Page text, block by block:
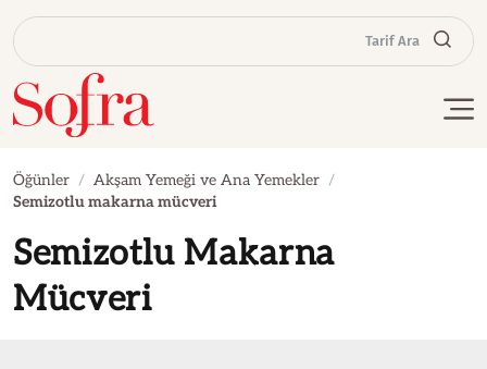
Tarif Ara
Öğünler
Akşam Yemeği ve Ana Yemekler
Semizotlu makarna mücveri
Semizotlu Makarna
Mücveri